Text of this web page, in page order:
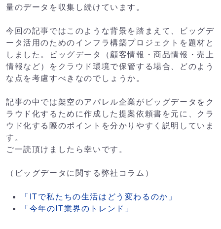
量のデータを収集し続けています。
今回の記事ではこのような背景を踏まえて、ビッグデ
ータ活用のためのインフラ構築プロジェクトを題材と
しました。ビッグデータ（顧客情報・商品情報・売上
情報など）をクラウド環境で保管する場合、どのよう
な点を考慮すべきなのでしょうか。
記事の中では架空のアパレル企業がビッグデータをク
ラウド化するために作成した提案依頼書を元に、クラ
ウド化する際のポイントを分かりやすく説明していま
す。
ご一読頂けましたら幸いです。
（ビッグデータに関する弊社コラム）
「ITで私たちの生活はどう変わるのか」
「今年のIT業界のトレンド」